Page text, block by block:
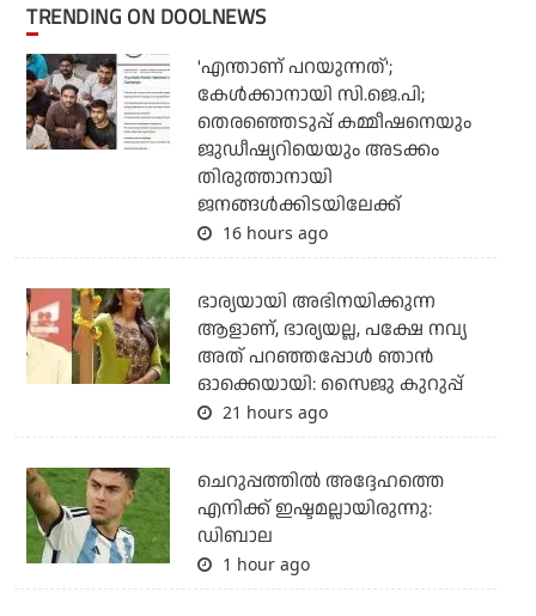
TRENDING ON DOOLNEWS
'എന്താണ് പറയുന്നത്';
കേള്‍ക്കാനായി സി.ജെ.പി;
തെരഞ്ഞെടുപ്പ് കമ്മീഷനെയും
ജുഡീഷ്യറിയെയും അടക്കം
തിരുത്താനായി
ജനങ്ങള്‍ക്കിടയിലേക്ക്
16 hours ago
ഭാര്യയായി അഭിനയിക്കുന്ന
ആളാണ്, ഭാര്യയല്ല, പക്ഷേ നവ്യ
അത് പറഞ്ഞപ്പോള്‍ ഞാന്‍
ഓക്കെയായി: സൈജു കുറുപ്പ്
21 hours ago
ചെറുപ്പത്തില്‍ അദ്ദേഹത്തെ
എനിക്ക് ഇഷ്ടമല്ലായിരുന്നു:
ഡിബാല
1 hour ago